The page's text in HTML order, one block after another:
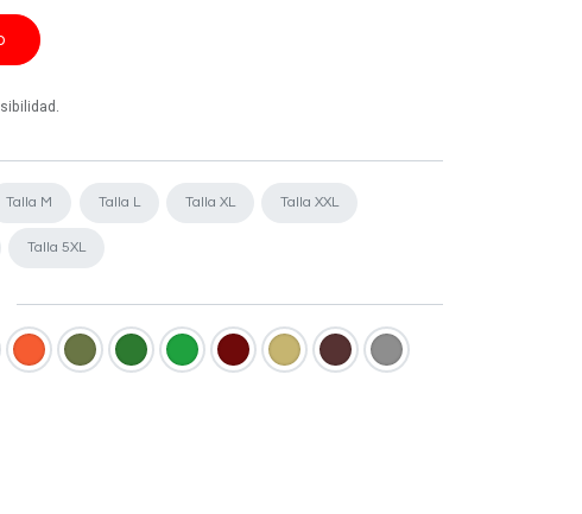
Talla M Talla L Talla XL Talla XXL
Talla 5XL